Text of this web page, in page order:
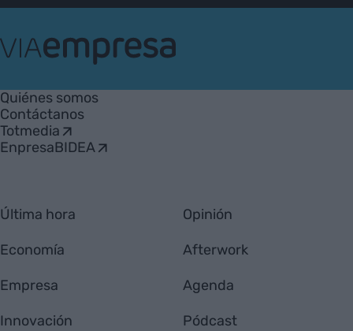
Empresa
Quiénes somos
Contáctanos
Totmedia
EnpresaBIDEA
Última hora
Economía
Empresa
Innovación
Opinión
Afterwork
Agenda
Pódcast